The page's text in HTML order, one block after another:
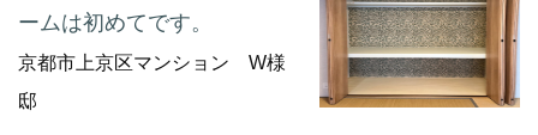
ームは初めてです。
京都市上京区マンション W様
邸